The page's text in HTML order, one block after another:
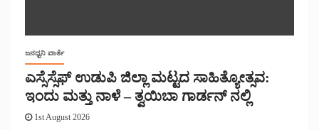
ಜನಧ್ವನಿ ವಾರ್ತೆ
ಎಸ್ಸೆಸ್ಸೆಫ್ ಉಡುಪಿ ಜಿಲ್ಲಾ ಮಟ್ಟದ ಸಾಹಿತ್ಯೋತ್ಸವ:
ಇಂದು ಮತ್ತು ನಾಳೆ – ತ್ವಯಿಬಾ ಗಾರ್ಡನ್ ನಲ್ಲಿ
1st August 2026